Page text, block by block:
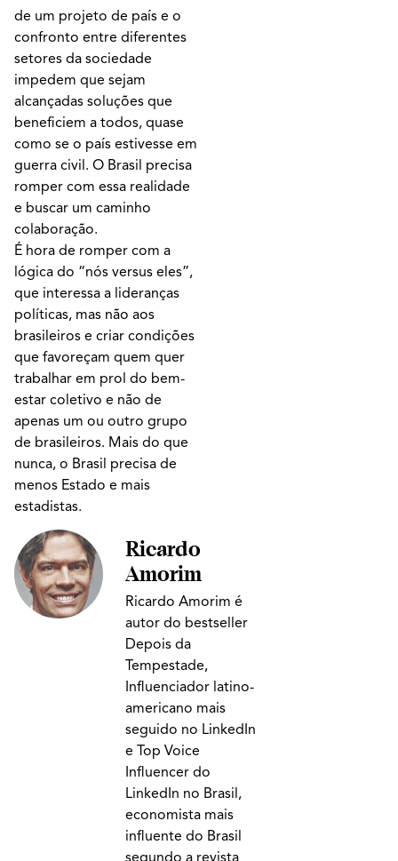
de um projeto de país e o
confronto entre diferentes
setores da sociedade
impedem que sejam
alcançadas soluções que
beneficiem a todos, quase
como se o país estivesse em
guerra civil. O Brasil precisa
romper com essa realidade
e buscar um caminho
colaboração.
É hora de romper com a
lógica do “nós versus eles”,
que interessa a lideranças
políticas, mas não aos
brasileiros e criar condições
que favoreçam quem quer
trabalhar em prol do bem-
estar coletivo e não de
apenas um ou outro grupo
de brasileiros. Mais do que
nunca, o Brasil precisa de
menos Estado e mais
estadistas.
Ricardo
Amorim
Ricardo Amorim é
autor do bestseller
Depois da
Tempestade,
Influenciador latino-
americano mais
seguido no LinkedIn
e Top Voice
Influencer do
LinkedIn no Brasil,
economista mais
influente do Brasil